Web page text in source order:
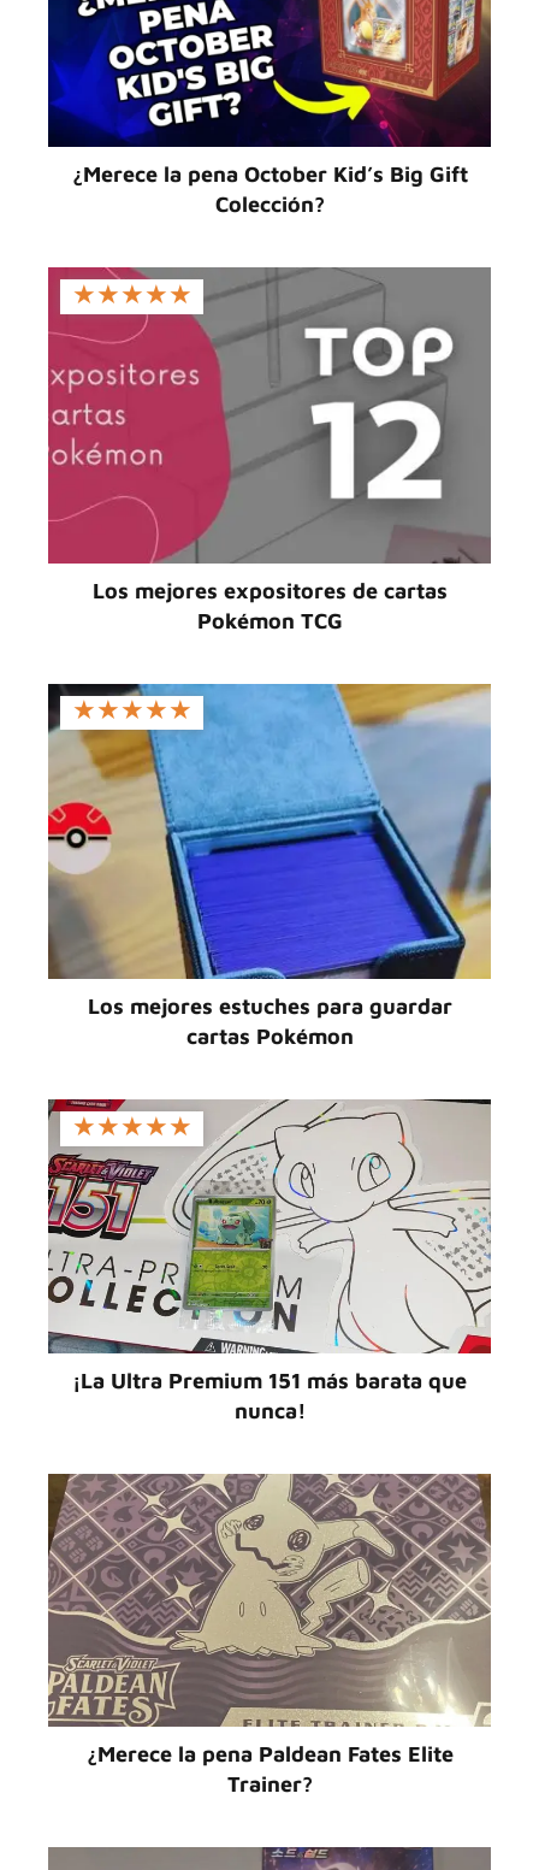
¿Merece la pena October Kid’s Big Gift
Colección?
★★★★★
Los mejores expositores de cartas
Pokémon TCG
★★★★★
Los mejores estuches para guardar
cartas Pokémon
★★★★★
¡La Ultra Premium 151 más barata que
nunca!
¿Merece la pena Paldean Fates Elite
Trainer?